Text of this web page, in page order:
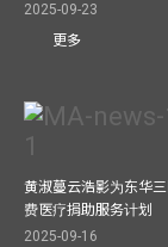
2025-09-23
更多
黄淑蔓云浩影为东华
费医疗捐助服务计划
2025-09-16